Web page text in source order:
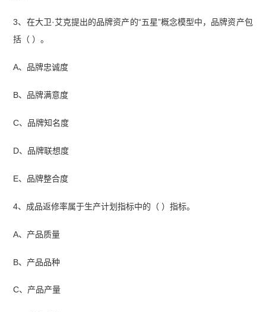
3、在大卫·艾克提出的品牌资产的“五星”概念模型中，品牌资产包
括（ ）。
A、品牌忠诚度
B、品牌满意度
C、品牌知名度
D、品牌联想度
E、品牌整合度
4、成品返修率属于生产计划指标中的（ ）指标。
A、产品质量
B、产品品种
C、产品产量